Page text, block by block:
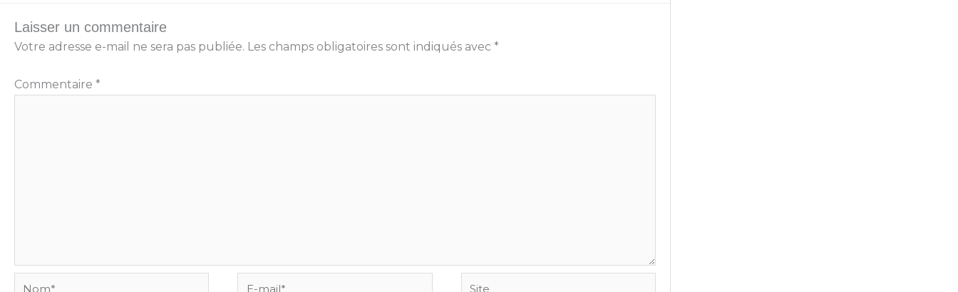
Laisser un commentaire
Votre adresse e-mail ne sera pas publiée. Les champs obligatoires sont indiqués avec *
Commentaire *
Nom*
E-
Site